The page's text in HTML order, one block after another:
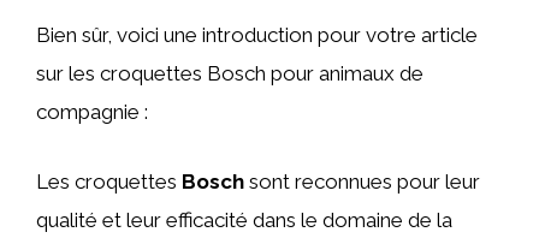
Bien sûr, voici une introduction pour votre article
sur les croquettes Bosch pour animaux de
compagnie :
Les croquettes Bosch sont reconnues pour leur
qualité et leur efficacité dans le domaine de la